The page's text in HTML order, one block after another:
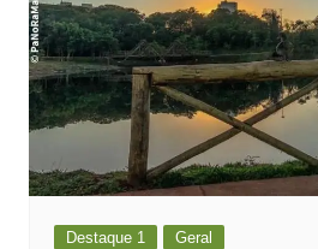
Destaque 1 Geral